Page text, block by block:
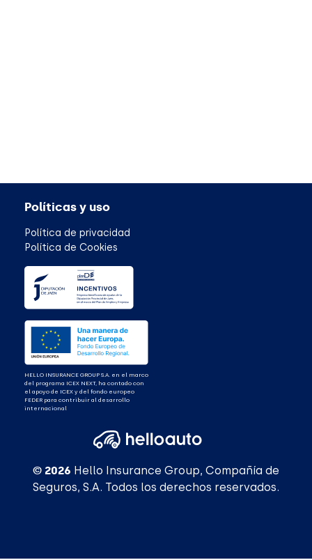
HELLO INSURANCE GROUP S.A. en el marco
del programa ICEX NEXT, ha contado con
el apoyo de ICEX y del fondo europeo
FEDER para contribuir al desarrollo
internacional
Políticas y uso
Política de privacidad
Política de Cookies
© 2026 Hello Insurance Group, Compañía de
Seguros, S.A. Todos los derechos reservados.